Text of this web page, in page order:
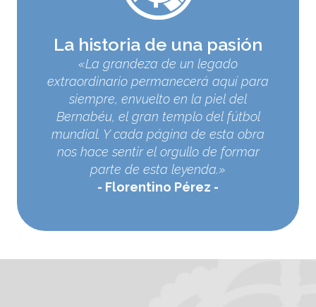
La historia de una pasión
«La grandeza de un legado
extraordinario permanecerá aquí para
siempre, envuelto en la piel del
Bernabéu, el gran templo del fútbol
mundial. Y cada página de esta obra
nos hace sentir el orgullo de formar
parte de esta leyenda.»
Florentino Pérez